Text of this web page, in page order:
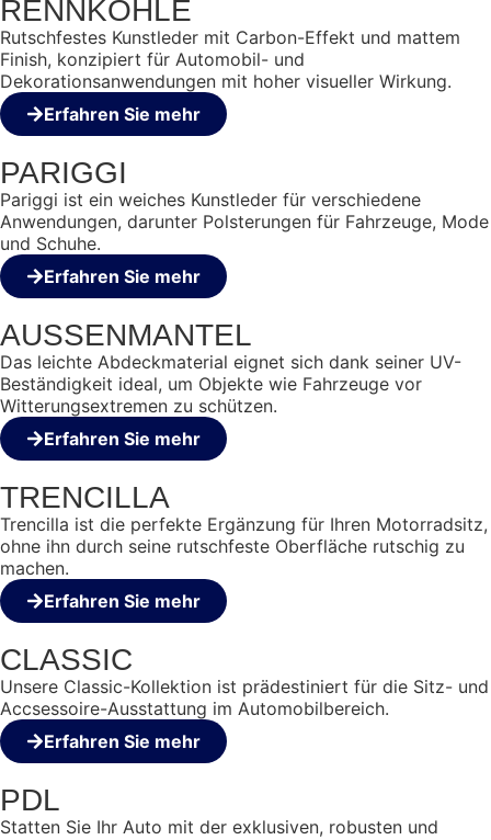
RENNKOHLE
Rutschfestes Kunstleder mit Carbon-Effekt und mattem
Finish, konzipiert für Automobil- und
Dekorationsanwendungen mit hoher visueller Wirkung.
Erfahren Sie mehr
PARIGGI
Pariggi ist ein weiches Kunstleder für verschiedene
Anwendungen, darunter Polsterungen für Fahrzeuge, Mode
und Schuhe.
Erfahren Sie mehr
AUSSENMANTEL
Das leichte Abdeckmaterial eignet sich dank seiner UV-
Beständigkeit ideal, um Objekte wie Fahrzeuge vor
Witterungsextremen zu schützen.
Erfahren Sie mehr
TRENCILLA
Trencilla ist die perfekte Ergänzung für Ihren Motorradsitz,
ohne ihn durch seine rutschfeste Oberfläche rutschig zu
machen.
Erfahren Sie mehr
CLASSIC
Unsere Classic-Kollektion ist prädestiniert für die Sitz- und
Accsessoire-Ausstattung im Automobilbereich.
Erfahren Sie mehr
PDL
Statten Sie Ihr Auto mit der exklusiven, robusten und